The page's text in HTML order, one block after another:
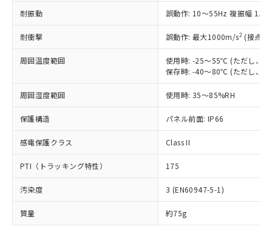
耐振動 誤動作: 10～55Hz 複振幅
耐衝撃 誤動作: 最大1000m/s2 (接点
周囲温度範囲
使用時: -25～55℃ (ただし、氷
保存時: -40～80℃ (ただし、氷
周囲湿度範囲 使用時: 35～85%RH
保護構造 パネル前面: IP66
感電保護クラス Class II
PTI（トラッキング特性） 175
汚染度 3 (EN60947-5-1)
質量 約75g
記載している更新日時点での社内デー
タに基づき作成されるものであり、閲
覧された時点での実際の在庫および標
準価格とは異なる場合があることをご
正式な納期状況および標準価格はお客
様のお取引先、またはお客様担当のオ
ムロン制御機器販売店・当社販売員に
オムロン制御機器販売店や当社販売拠
販売ネットワーク
」をご確認
ください。
在庫状況および標準価格結果を当社の
事前の承諾なく第三者に漏洩または開
示しないようお願いします。
マイパーツ機能（部品リスト作成サー
ビス）をご利用いただくには、I-Web
メンバーズにご登録されている必要が
鉛(Pb) 1000ppm以下、 水銀(Hg) 1000ppm以下、 カド
六価クロム(Cr(Ⅵ)) 1000ppm以下、ポリ臭化ビフェニル
類(PBB) 1000ppm以下、ポリ臭化ジフェニルエーテル類
(PBDE) 1000ppm以下、フタル酸ビス(2-エチルヘキシ
ル) (DEHP)(別名：DOP) 1000ppm以下、フタル酸ブチ
ルベンジル（BBP） 1000ppm以下、フタル酸ジブチル
（DBP） 1000ppm以下、フタル酸ジイソブチル
(DIBP) 1000ppm以下
但し、RoHS指令で産業用監視および制御機器に対する
適用除外項目は除く。
フタル酸エステル類の４物質については閾値を超える意
図的な使用がないことを確認しています。
※2 対応予定月
部品在庫の切り替え状況などにより、予定
月が前後することがあります。
*中国RoHS10物質の基準値 (GB/T26572)：
Pb(鉛) :1000ppm、 Hg(水銀) : 1000ppm、 Cd(カドミウ
Cr(Ⅵ)(六価クロム) : 1000ppm、 PBBs(ポリ臭化ビフェ
ニル類) : 1000ppm、 PBDEs(ポリ臭化ジフェニルエーテ
ル) : 1000ppm、
DEHP(フタル酸ビス(2-エチルヘキシル)) : 1000ppm
※2 環境保護使用期限
「ｅ」：有害物質（10物質）のすべてが基
準値以下であることを示します。
「10」：通常の使用状況下において有害物
質が外部に漏えいし、環境に深刻な影響を
及ぼさない年数を意味します。
（以下｢規制貨物等」という）を輸出
または国外への提供する場合は、日本
国政府の輸出許可(または役務取引許
可)を取得するなどの必要な手続きを
当社は規制貨物を破棄する場合は、完
全に破砕するなど、違法に輸出されな
いよう必要な手段を講じます。
当社は貴社製品を、核兵器、ミサイ
ル、化学兵器、生物兵器またはその他
武器並びにこれらの製造装置等に一切
使用いたしません。
当社は、貴社製品を第三者に販売する
場合は、上記1、2および3の内容を当
該第三者に通知します。また当社は、
販売先および販売に係わる関係者が違
法に輸出するおそれがある場合は、取
り引きをいたしません。
○ 一定数以上の在庫あり
△ 一定数には満たないが在庫あり
在庫なし(最新の在庫状況につ
いては、お客様のお取引先、ま
たはお客様担当のオムロン制御
機器販売店・当社販売員にご確
認ください)
受注生産機種、また在庫状況の
情報を公開していない機種